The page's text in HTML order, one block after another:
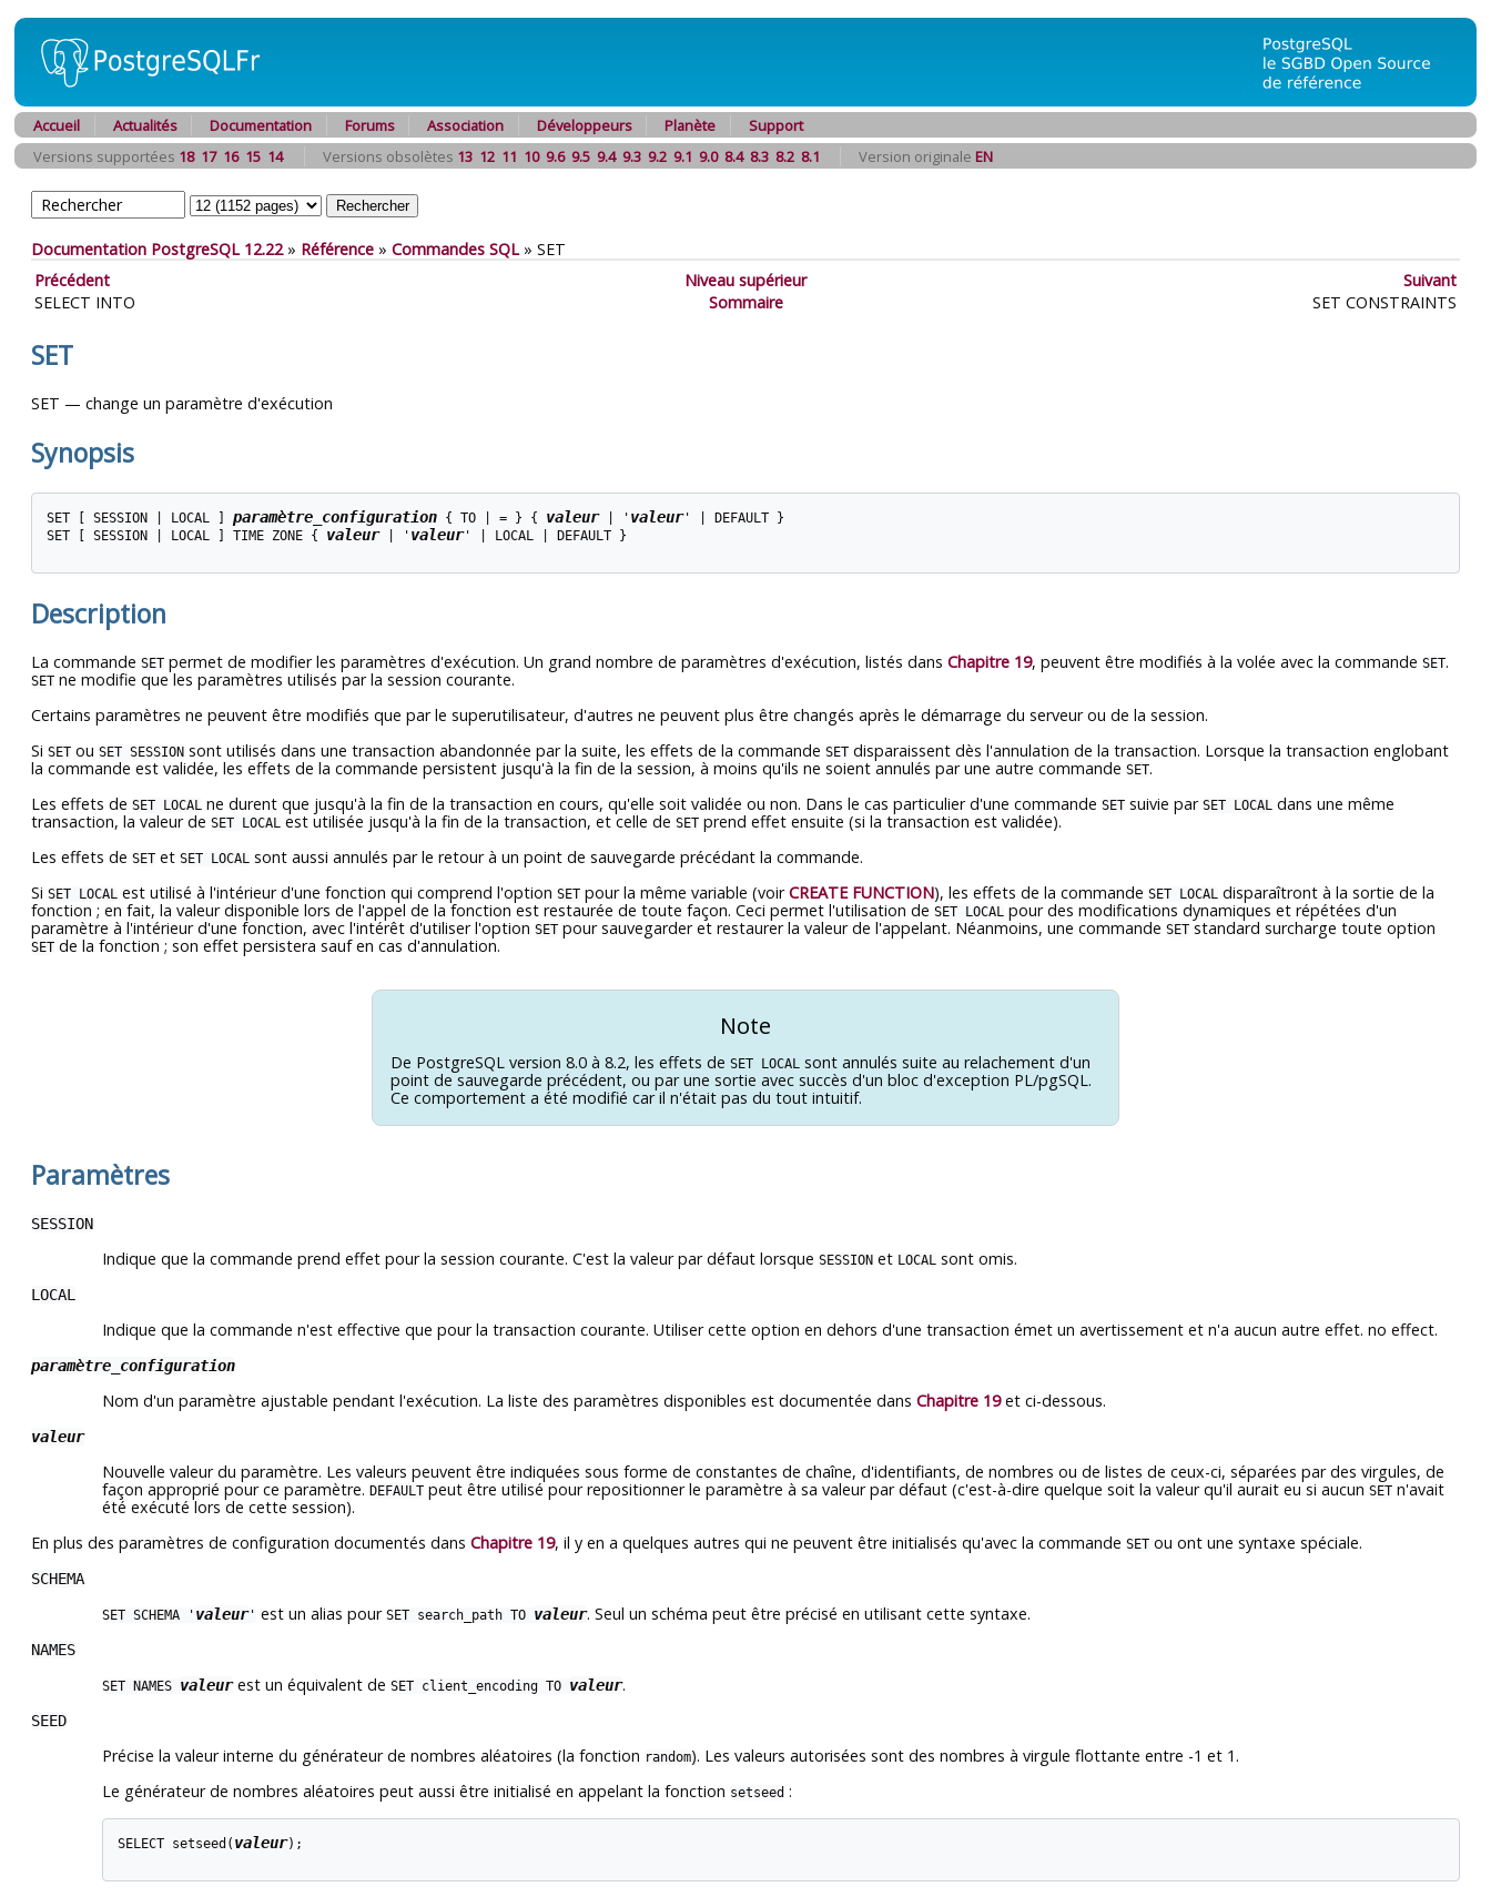
Accueil Actualités Documentation Forums Association Développeurs Planète
Support
Versions supportées 18 17 16 15 14 Versions obsolètes 13 12 11 10 9.6 9.5 9.4 9.3 9.2 9.1 9.0 8.4 8.3 8.2 8.1 Version originale EN
Documentation PostgreSQL 12.22» Référence » Commandes SQL» SET
Précédent
Niveau supérieur
Suivant
SELECT INTO
Sommaire SET CONSTRAINTS
SET
SET — change un paramètre d'exécution
Synopsis
SET [ SESSION | LOCAL ] paramètre_configuration { TO | = } { valeur | ' valeur' | DEFAULT }
SET [ SESSION | LOCAL ] TIME ZONE { valeur | ' valeur' | LOCAL | DEFAULT }
Description
La commande SET permet de modifier les paramètres d'exécution. Un grand nombre de paramètres d'exécution, listés dans Chapitre 19, peuvent être modifiés à la volée avec la commande SET.
SET ne modifie que les paramètres utilisés par la session courante.
Certains paramètres ne peuvent être modifiés que par le superutilisateur, d'autres ne peuvent plus être changés après le démarrage du serveur ou de la session.
Si SET ou SET SESSION sont utilisés dans une transaction abandonnée par la suite, les effets de la commande SET disparaissent dès l'annulation de la transaction. Lorsque la transaction englobant
la commande est validée, les effets de la commande persistent jusqu'à la fin de la session, à moins qu'ils ne soient annulés par une autre commande SET.
Les effets de SET LOCAL ne durent que jusqu'à la fin de la transaction en cours, qu'elle soit validée ou non. Dans le cas particulier d'une commande SET suivie par SET LOCAL dans une même
transaction, la valeur de SET LOCAL est utilisée jusqu'à la fin de la transaction, et celle de SET prend effet ensuite (si la transaction est validée).
Les effets de SET et SET LOCAL sont aussi annulés par le retour à un point de sauvegarde précédant la commande.
Si SET LOCAL est utilisé à l'intérieur d'une fonction qui comprend l'option SET pour la même variable (voirCREATE FUNCTION), les effets de la commande SET LOCAL disparaîtront à la sortie de la
fonction ; en fait, la valeur disponible lors de l'appel de la fonction est restaurée de toute façon. Ceci permet l'utilisation de SET LOCAL pour des modifications dynamiques et répétées d'un
paramètre à l'intérieur d'une fonction, avec l'intérêt d'utiliser l'option SET pour sauvegarder et restaurer la valeur de l'appelant. Néanmoins, une commande SET standard surcharge toute option
SET de la fonction ; son effet persistera sauf en cas d'annulation.
Note
De PostgreSQL version 8.0 à 8.2, les effets de SET LOCAL sont annulés suite au relachement d'un
point de sauvegarde précédent, ou par une sortie avec succès d'un bloc d'exception PL/pgSQL.
Ce comportement a été modifié car il n'était pas du tout intuitif.
Paramètres
SESSION
Indique que la commande prend effet pour la session courante. C'est la valeur par défaut lorsque SESSION et LOCAL sont omis.
LOCAL
Indique que la commande n'est effective que pour la transaction courante. Utiliser cette option en dehors d'une transaction émet un avertissement et n'a aucun autre effet. no effect.
paramètre_configuration
Nom d'un paramètre ajustable pendant l'exécution. La liste des paramètres disponibles est documentée dans Chapitre 19et ci-dessous.
valeur
Nouvelle valeur du paramètre. Les valeurs peuvent être indiquées sous forme de constantes de chaîne, d'identifiants, de nombres ou de listes de ceux-ci, séparées par des virgules, de
façon approprié pour ce paramètre. DEFAULT peut être utilisé pour repositionner le paramètre à sa valeur par défaut (c'est-à-dire quelque soit la valeur qu'il aurait eu si aucun SET n'avait
été exécuté lors de cette session).
En plus des paramètres de configuration documentés dans Chapitre 19, il y en a quelques autres qui ne peuvent être initialisés qu'avec la commande SET ou ont une syntaxe spéciale.
SCHEMA
SET SCHEMA ' valeur' est un alias pour SET search_path TO valeur. Seul un schéma peut être précisé en utilisant cette syntaxe.
NAMES
SET NAMES valeurest un équivalent de SET client_encoding TO valeur.
SEED
Précise la valeur interne du générateur de nombres aléatoires (la fonction random). Les valeurs autorisées sont des nombres à virgule flottante entre -1 et 1.
Le générateur de nombres aléatoires peut aussi être initialisé en appelant la fonction setseed :
SELECT setseed( valeur);